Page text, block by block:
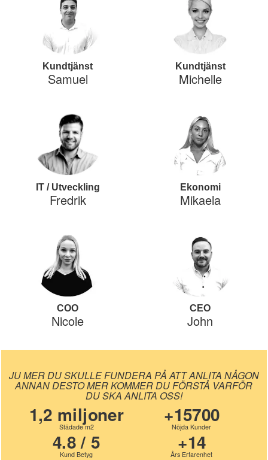
Kundtjänst
Samuel
Kundtjänst
Michelle
IT / Utveckling
Fredrik
Ekonomi
Mikaela
COO
Nicole
CEO
John
JU MER DU SKULLE FUNDERA PÅ ATT ANLITA NÅGON
ANNAN DESTO MER KOMMER DU FÖRSTÅ VARFÖR
DU SKA ANLITA OSS!
1,2 miljoner
Städade m2
+15700
Nöjda Kunder
4.8 / 5
Kund Betyg
+14
Års Erfarenhet